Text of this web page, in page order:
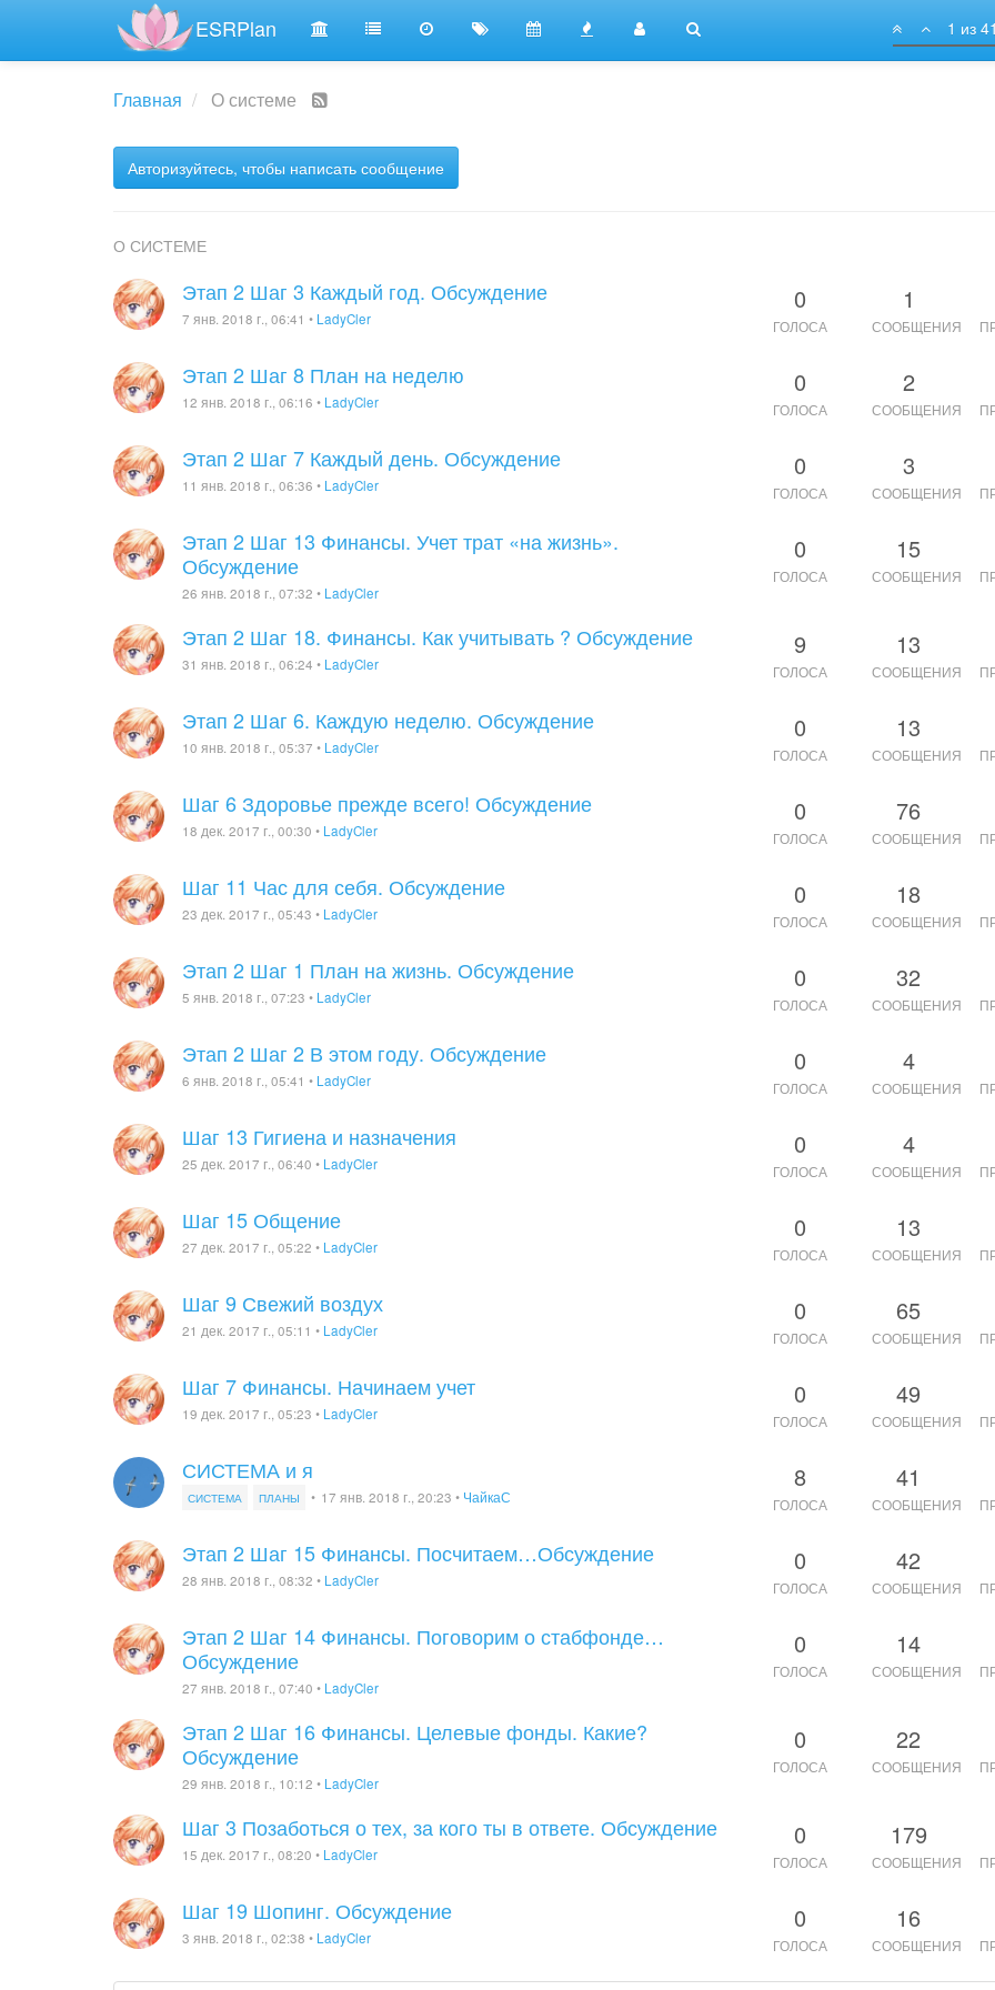
ESRPlan 1 из 41
Главная О системе
Авторизуйтесь, чтобы написать сообщение
О СИСТЕМЕ
Этап 2 Шаг 3 Каждый год. Обсуждение
7 янв. 2018 г., 06:41 • LadyCler
0
ГОЛОСА
1
СООБЩЕНИЯ
Этап 2 Шаг 8 План на неделю
12 янв. 2018 г., 06:16 • LadyCler
0
ГОЛОСА
2
СООБЩЕНИЯ
Этап 2 Шаг 7 Каждый день. Обсуждение
11 янв. 2018 г., 06:36 • LadyCler
0
ГОЛОСА
3
СООБЩЕНИЯ
Этап 2 Шаг 13 Финансы. Учет трат «на жизнь».
Обсуждение
26 янв. 2018 г., 07:32 • LadyCler
0
ГОЛОСА
15
СООБЩЕНИЯ
Этап 2 Шаг 18. Финансы. Как учитывать ? Обсуждение
31 янв. 2018 г., 06:24 • LadyCler
9
ГОЛОСА
13
СООБЩЕНИЯ
Этап 2 Шаг 6. Каждую неделю. Обсуждение
10 янв. 2018 г., 05:37 • LadyCler
0
ГОЛОСА
13
СООБЩЕНИЯ
Шаг 6 Здоровье прежде всего! Обсуждение
18 дек. 2017 г., 00:30 • LadyCler
0
ГОЛОСА
76
СООБЩЕНИЯ
Шаг 11 Час для себя. Обсуждение
23 дек. 2017 г., 05:43 • LadyCler
0
ГОЛОСА
18
СООБЩЕНИЯ
Этап 2 Шаг 1 План на жизнь. Обсуждение
5 янв. 2018 г., 07:23 • LadyCler
0
ГОЛОСА
32
СООБЩЕНИЯ
Этап 2 Шаг 2 В этом году. Обсуждение
6 янв. 2018 г., 05:41 • LadyCler
0
ГОЛОСА
4
СООБЩЕНИЯ
Шаг 13 Гигиена и назначения
25 дек. 2017 г., 06:40 • LadyCler
0
ГОЛОСА
4
СООБЩЕНИЯ
Шаг 15 Общение
27 дек. 2017 г., 05:22 • LadyCler
0
ГОЛОСА
13
СООБЩЕНИЯ
Шаг 9 Свежий воздух
21 дек. 2017 г., 05:11 • LadyCler
0
ГОЛОСА
65
СООБЩЕНИЯ
Шаг 7 Финансы. Начинаем учет
19 дек. 2017 г., 05:23 • LadyCler
0
ГОЛОСА
49
СООБЩЕНИЯ
СИСТЕМА и я
СИСТЕМА ПЛАНЫ • 17 янв. 2018 г., 20:23 • ЧайкаС
8
ГОЛОСА
41
СООБЩЕНИЯ
Этап 2 Шаг 15 Финансы. Посчитаем…Обсуждение
28 янв. 2018 г., 08:32 • LadyCler
0
ГОЛОСА
42
СООБЩЕНИЯ
Этап 2 Шаг 14 Финансы. Поговорим о стабфонде…
Обсуждение
27 янв. 2018 г., 07:40 • LadyCler
0
ГОЛОСА
14
СООБЩЕНИЯ
Этап 2 Шаг 16 Финансы. Целевые фонды. Какие?
Обсуждение
29 янв. 2018 г., 10:12 • LadyCler
0
ГОЛОСА
22
СООБЩЕНИЯ
Шаг 3 Позаботься о тех, за кого ты в ответе. Обсуждение
15 дек. 2017 г., 08:20 • LadyCler
0
ГОЛОСА
179
СООБЩЕНИЯ
Шаг 19 Шопинг. Обсуждение
3 янв. 2018 г., 02:38 • LadyCler
0
ГОЛОСА
16
СООБЩЕНИЯ